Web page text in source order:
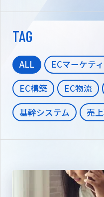
TAG
ALL ECマーケテ
EC構築
EC物流
基幹システム
売